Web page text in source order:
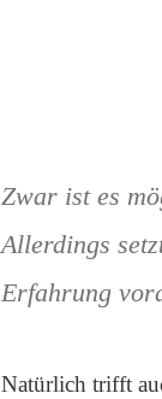
Zwar ist es
Allerdings
Erfahrung
Natürlich trifft